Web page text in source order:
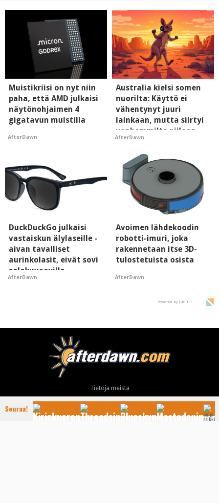
Muistikriisi on nyt niin
paha, että AMD julkaisi
näytönohjaimen 4
gigatavun muistilla
AfterDawn
Australia kielsi somen
nuorilta: Käyttö ei
vähentynyt juuri
lainkaan, mutta siirtyi
vanhemmilta piiloon
AfterDawn
DuckDuckGo julkaisi
vastaiskun älylaseille -
aivan tavalliset
aurinkolasit, eivät sovi
salakuvaaville
hyypiöille
AfterDawn
Avoimen lähdekoodin
robotti-imuri, joka
rakennetaan itse 3D-
tulostetuista osista
AfterDawn
Powered by HIGH.FI
Tietoja meistä
Mainonta
Ota yhteyttä
Seuraa!